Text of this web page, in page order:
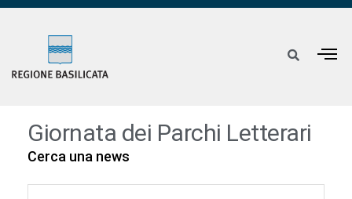
Giornata dei Parchi Letterari
Cerca una news